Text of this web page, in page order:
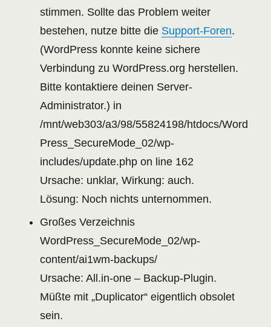
stimmen. Sollte das Problem weiter
bestehen, nutze bitte die Support-Foren.
(WordPress konnte keine sichere
Verbindung zu WordPress.org herstellen.
Bitte kontaktiere deinen Server-
Administrator.) in
/mnt/web303/a3/98/55824198/htdocs/Word
Press_SecureMode_02/wp-
includes/update.php on line 162
Ursache: unklar, Wirkung: auch.
Lösung: Noch nichts unternommen.
Großes Verzeichnis
WordPress_SecureMode_02/wp-
content/ai1wm-backups/
Ursache: All.in-one – Backup-Plugin.
Müßte mit „Duplicator“ eigentlich obsolet
sein.